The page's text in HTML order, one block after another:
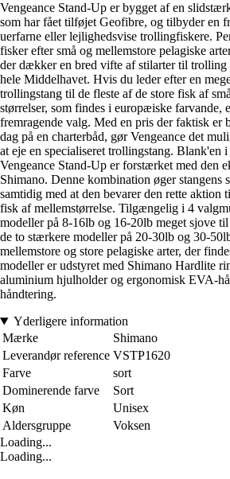
Vengeance Stand-Up er bygget af en
som har fået tilføjet Geofibre, og tilbyder en
uerfarne eller lejlighedsvise trollingfiskere.
fisker efter små og mellemstore pelagiske
der dækker en bred vifte af stilarter til trolling
hele Middelhavet. Hvis du leder efter en
trollingstang til de fleste af de store fisk af
størrelser, som findes i europæiske farvande,
fremragende valg. Med en pris der faktisk er
dag på en charterbåd, gør Vengeance det
at eje en specialiseret trollingstang. Blank'en
Vengeance Stand-Up er forstærket med den
Shimano. Denne kombination øger stangens
samtidig med at den bevarer den rette aktion
fisk af mellemstørrelse. Tilgængelig i 4
modeller på 8-16lb og 16-20lb meget sjove
de to stærkere modeller på 20-30lb og 30-
mellemstore og store pelagiske arter, der
modeller er udstyret med Shimano Hardlite
aluminium hjulholder og ergonomisk EVA-
håndtering.
Yderligere information
Mærke
Shimano
Leverandør reference VSTP1620
Farve
sort
Dominerende farve
Sort
Køn
Unisex
Aldersgruppe
Voksen
Loading...
Loading...